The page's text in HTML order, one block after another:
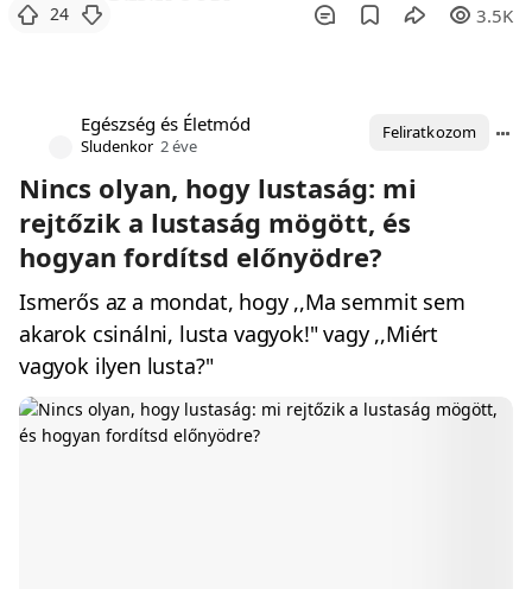
24 3.5K
Egészség és Életmód
Sludenkor 2 éve
Feliratkozom
Nincs olyan, hogy lustaság: mi
rejtőzik a lustaság mögött, és
hogyan fordítsd előnyödre?
Ismerős az a mondat, hogy ,,Ma semmit sem
akarok csinálni, lusta vagyok!" vagy ,,Miért
vagyok ilyen lusta?"